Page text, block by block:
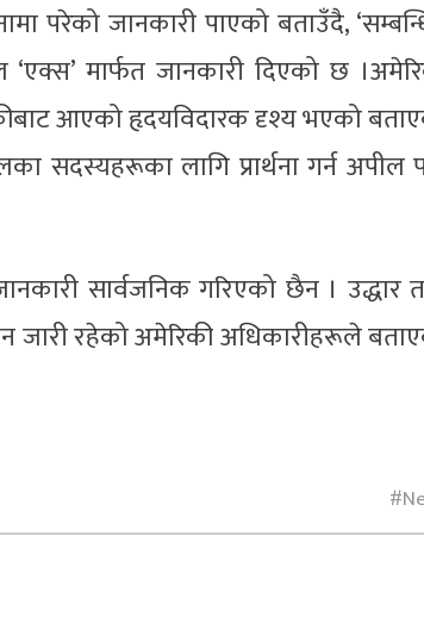
परेको जानकारी पाएको बताउँदै,
मार्फत जानकारी दिएको छ
आएको हृदयविदारक दृश्य भएको
लागि प्रार्थना गर्न अपील
सार्वजनिक गरिएको छैन । उद्धार
रहेको अमेरिकी अधिकारीहरूले